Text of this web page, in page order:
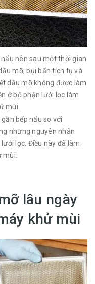
nên sau một thời gian
mỡ, bụi bẩn tích tụ và
dầu mỡ không được làm
ở bộ phận lưới lọc làm
mùi.
bếp nấu so với
những nguyên nhân
lọc. Điều này đã làm
lâu ngày
khử mùi